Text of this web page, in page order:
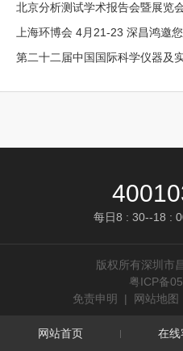
北京分析测试学术报告会暨展览
上海环博会 4月21-23 深昌鸿邀您
第二十二届中国国际科学仪器及
每日8 : 30--18 :
版权所有深圳市
粤ICP备
免责申明
| 网站地图
网站首页 在线